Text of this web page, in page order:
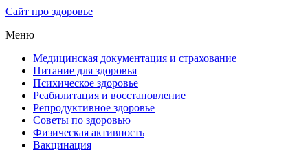
Сайт про здоровье
Меню
Медицинская документация и страхование
Питание для здоровья
Психическое здоровье
Реабилитация и восстановление
Репродуктивное здоровье
Советы по здоровью
Физическая активность
Вакцинация